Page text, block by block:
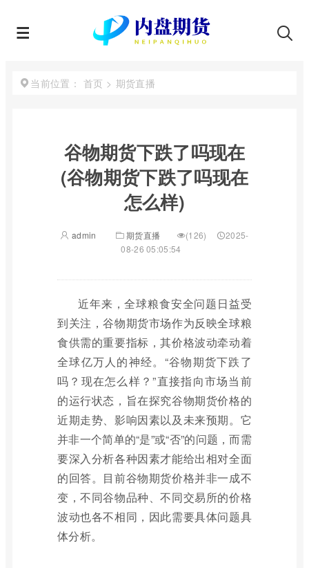
当前位置： 首页 > 期货直播
谷物期货下跌了吗现在
(谷物期货下跌了吗现在
怎么样)
admin 期货直播 (126)
2025-
08-26 05:05:54
近年来，全球粮食安全问题日益受
到关注，谷物期货市场作为反映全球粮
食供需的重要指标，其价格波动牵动着
全球亿万人的神经。“谷物期货下跌了
吗？现在怎么样？”直接指向市场当前
的运行状态，旨在探究谷物期货价格的
近期走势、影响因素以及未来预期。它
并非一个简单的“是”或“否”的问题，而需
要深入分析各种因素才能给出相对全面
的回答。目前谷物期货价格并非一成不
变，不同谷物品种、不同交易所的价格
波动也各不相同，因此需要具体问题具
体分析。